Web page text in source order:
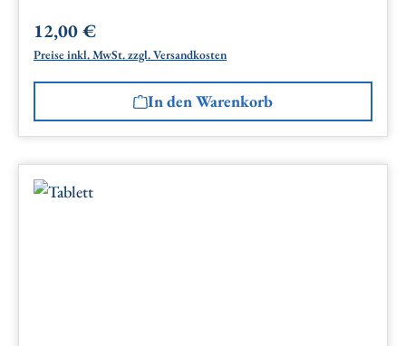
Regulärer Preis:
12,00 €
Preise inkl. MwSt. zzgl. Versandkosten
In den Warenkorb